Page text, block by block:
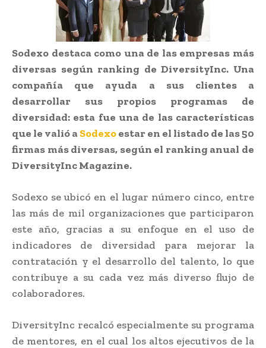
Sodexo destaca como una de las empresas más
diversas según ranking de DiversityInc. Una
compañía que ayuda a sus clientes a
desarrollar sus propios programas de
diversidad: esta fue una de las características
que le valió aSodexoestar en el listado de las 50
firmas más diversas, según el ranking anual de
DiversityInc Magazine.
Sodexo se ubicó en el lugar número cinco, entre
las más de mil organizaciones que participaron
este año, gracias a su enfoque en el uso de
indicadores de diversidad para mejorar la
contratación y el desarrollo del talento, lo que
contribuye a su cada vez más diverso flujo de
colaboradores.
DiversityInc recalcó especialmente su programa
de mentores, en el cual los altos ejecutivos de la